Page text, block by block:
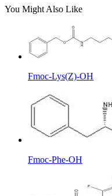
You Might Also Like
Fmoc-Lys(Z)-OH
Fmoc-Phe-OH